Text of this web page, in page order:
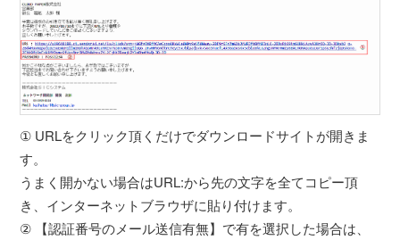
① URLをクリック頂くだけでダウンロードサイトが開きま
す。
うまく開かない場合はURL:から先の文字を全てコピー頂
き、インターネットブラウザに貼り付けます。
② 【認証番号のメール送信有無】で有を選択した場合は、